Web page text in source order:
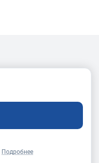
Подробнее